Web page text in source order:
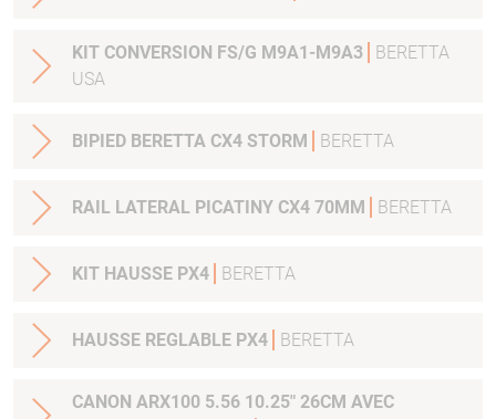
KIT CONVERSION FS/G M9A1-M9A3
BERETTA
USA
BIPIED BERETTA CX4 STORM BERETTA
RAIL LATERAL PICATINY CX4 70MM BERETTA
KIT HAUSSE PX4 BERETTA
HAUSSE REGLABLE PX4 BERETTA
CANON ARX100 5.56 10.25" 26CM AVEC